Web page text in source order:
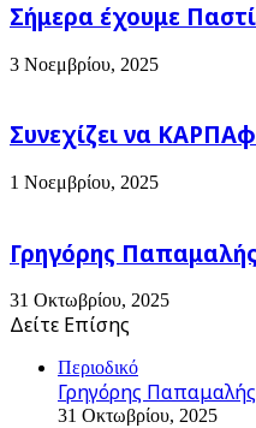
τραγούδι)
στον
χάρτη
Σήμερα έχουμε
3 Νοεμβρίου, 2025
Συνεχίζει να
1 Νοεμβρίου, 2025
Γρηγόρης
31 Οκτωβρίου, 2025
Δείτε Επίσης
Περιοδικό
Γρηγόρης
31 Οκτωβρίου, 2025